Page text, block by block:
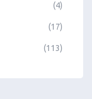
(4)
(17)
(113)